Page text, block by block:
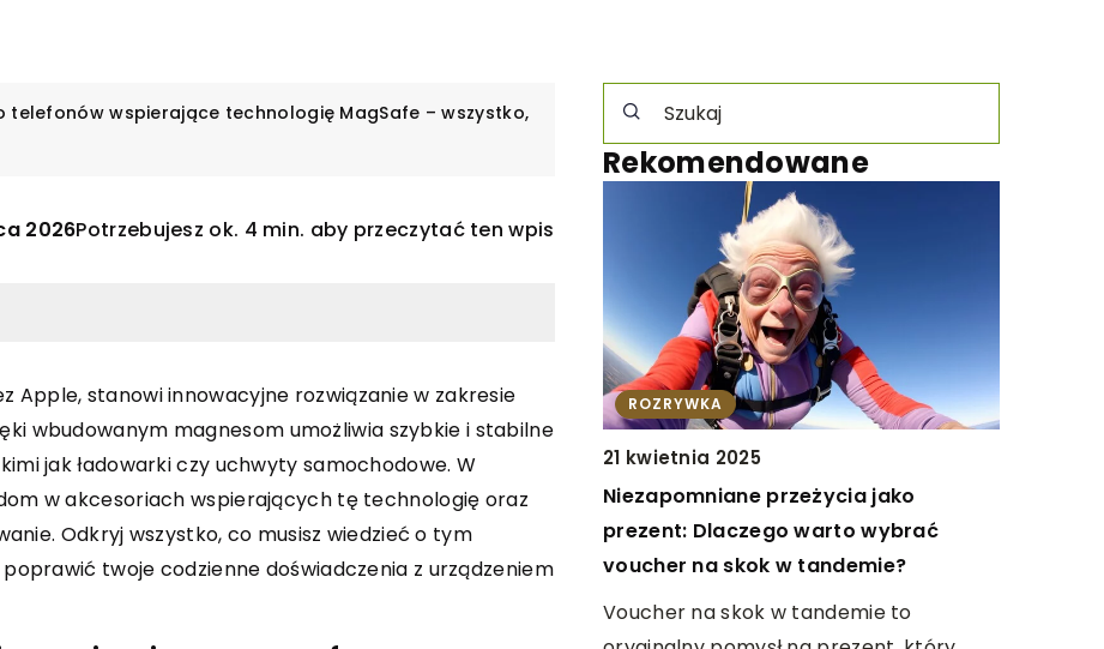
telefonów wspierające technologię MagSafe – wszystko,
2026Potrzebujesz ok. 4 min. aby przeczytać ten wpis
Apple, stanowi innowacyjne rozwiązanie w zakresie
wbudowanym magnesom umożliwia szybkie i stabilne
jak ładowarki czy uchwyty samochodowe. W
w akcesoriach wspierających tę technologię oraz
Odkryj wszystko, co musisz wiedzieć o tym
twoje codzienne doświadczenia z urządzeniem
Rekomendowane
2023
jechać na wakacje do
ROZRYWKA
21 kwietnia 2025
Niezapomniane przeżycia jako
prezent: Dlaczego warto wybrać
voucher na skok w tandemie?
Voucher na skok w tandemie to
INNE
11 października 2023
Jak wybrać odpowiednie
do swojego komputera –
początkujących
Twój pierwszy własny komputer?